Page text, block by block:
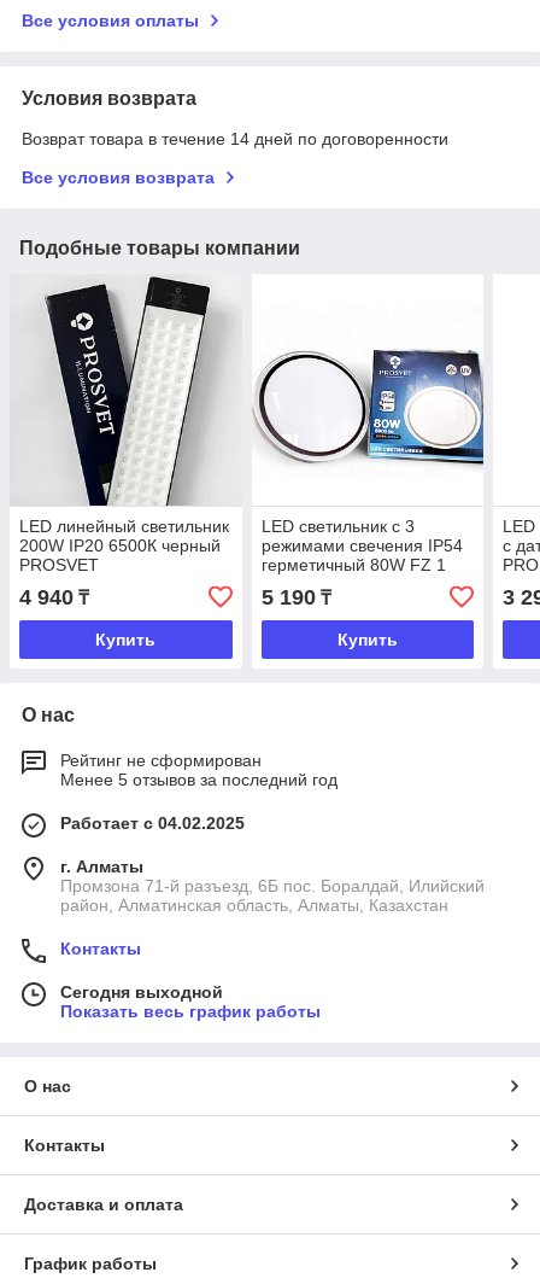
Все условия оплаты
Условия возврата
Возврат товара в течение 14 дней по договоренности
Все условия возврата
Подобные товары компании
LED линейный светильник
200W IP20 6500К черный
PROSVET
4 940 ₸
Купить
LED светильник с 3
режимами свечения IP54
герметичный 80W FZ 1
PROSVET
5 190₸
Купить
LED
с
3
О нас
Рейтинг не сформирован
Менее 5 отзывов за последний год
Работает с 04.02.2025
г. Алматы
Промзона 71-й разъезд, 6Б пос. Боралдай, Илийский
район, Алматинская область, Алматы, Казахстан
Контакты
Сегодня выходной
Показать весь график работы
О нас
Контакты
Доставка и оплата
График работы